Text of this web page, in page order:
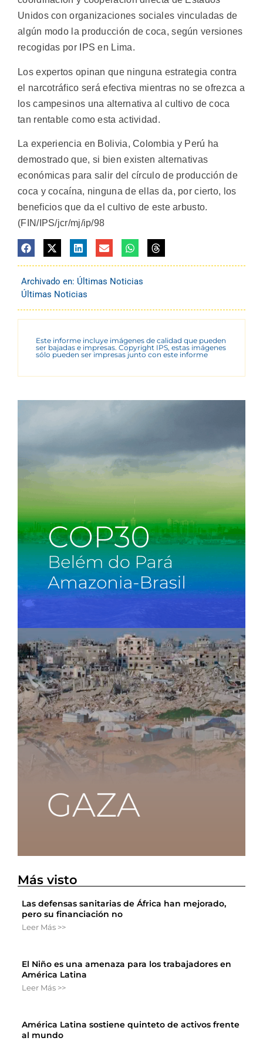
Unidos con organizaciones sociales vinculadas de
algún modo la producción de coca, según versiones
recogidas por IPS en Lima.
Los expertos opinan que ninguna estrategia contra
el narcotráfico será efectiva mientras no se ofrezca a
los campesinos una alternativa al cultivo de coca
tan rentable como esta actividad.
La experiencia en Bolivia, Colombia y Perú ha
demostrado que, si bien existen alternativas
económicas para salir del círculo de producción de
coca y cocaína, ninguna de ellas da, por cierto, los
beneficios que da el cultivo de este arbusto.
(FIN/IPS/jcr/mj/ip/98
Archivado en: Últimas Noticias
Últimas Noticias
Este informe incluye imágenes de calidad que pueden
ser bajadas e impresas. Copyright IPS, estas imágenes
sólo pueden ser impresas junto con este informe
Más visto
Las defensas sanitarias de África han mejorado,
pero su financiación no
Leer Más >>
El Niño es una amenaza para los trabajadores en
América Latina
Leer Más >>
América Latina sostiene quinteto de activos frente
al mundo